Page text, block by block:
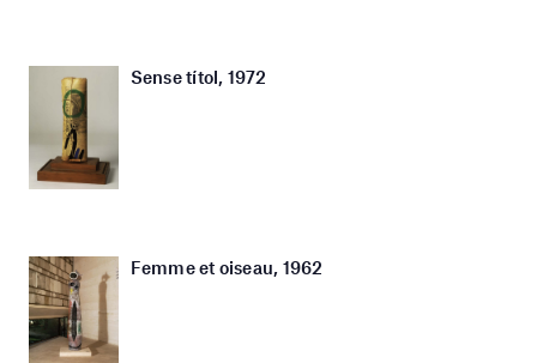
Sense títol, 1972
Femme et oiseau, 1962